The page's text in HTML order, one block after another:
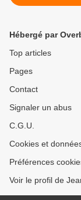
mouvement des
Hébergé par
Top articles
Pages
Contact
Signaler un abus
C.G.U.
Cookies et
Préférences
Voir le profil de